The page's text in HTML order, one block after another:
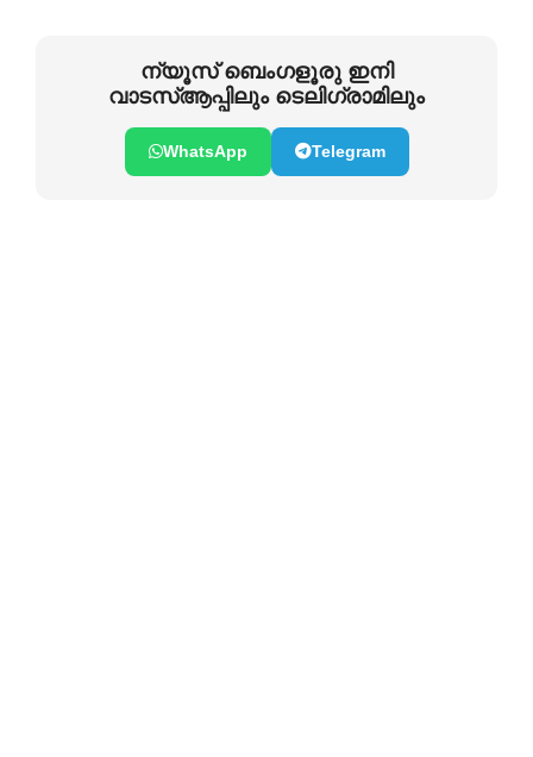
ന്യൂസ് ബെംഗളൂരു ഇനി
വാടസ്ആപ്പിലും ടെലിഗ്രാമിലും
WhatsApp Telegram